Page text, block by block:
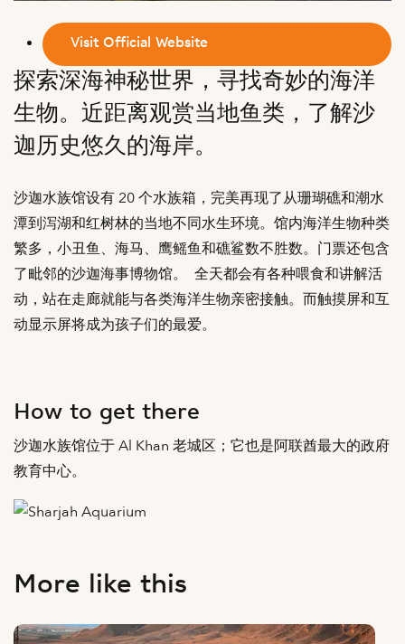
探索深海神秘世界，寻找奇妙的海洋
生物。近距离观赏当地鱼类，了解沙
迦历史悠久的海岸。
沙迦水族馆设有 20 个水族箱，完美再现了从珊瑚礁和潮水
潭到泻湖和红树林的当地不同水生环境。馆内海洋生物种类
繁多，小丑鱼、海马、鹰鳐鱼和礁鲨数不胜数。门票还包含
了毗邻的沙迦海事博物馆。 全天都会有各种喂食和讲解活
动，站在走廊就能与各类海洋生物亲密接触。而触摸屏和互
动显示屏将成为孩子们的最爱。
Visit Official Website
How to get there
沙迦水族馆位于 Al Khan 老城区；它也是阿联酋最大的政府
教育中心。
More like this